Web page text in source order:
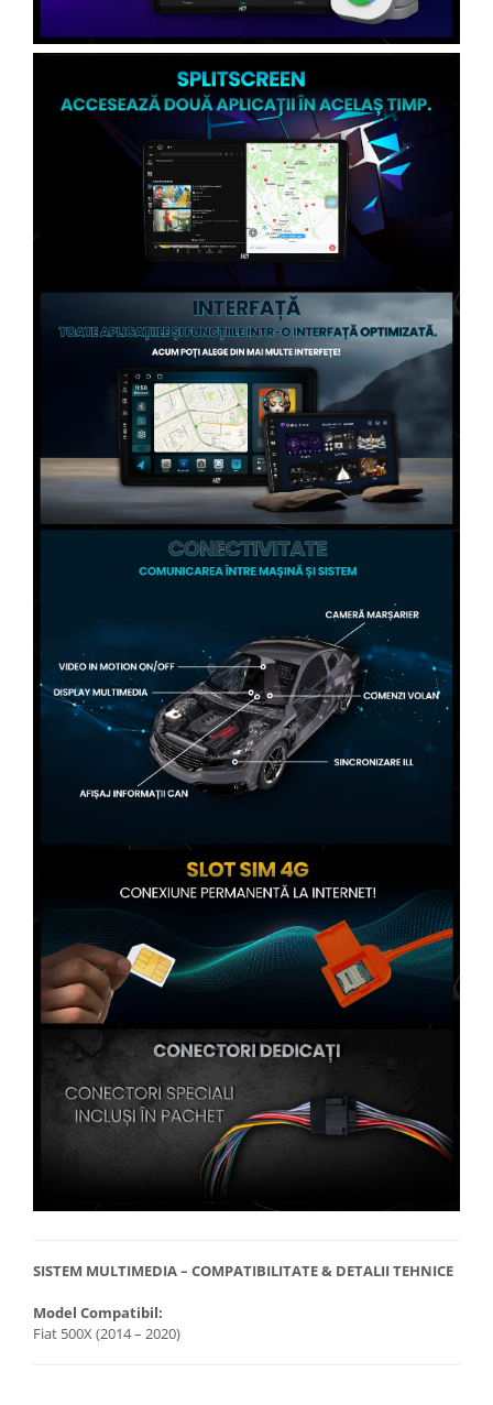
SISTEM MULTIMEDIA – COMPATIBILITATE & DETALII TEHNICE
Model Compatibil:
Fiat 500X (2014 – 2020)